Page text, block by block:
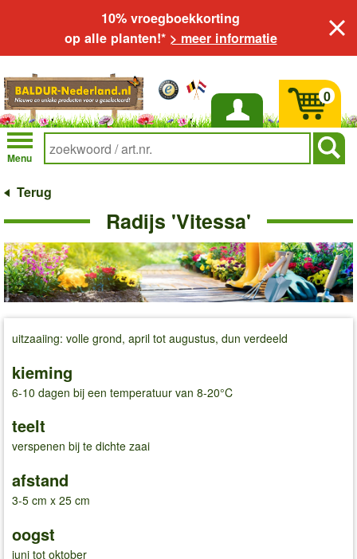
10% vroegboekkorting
op alle planten!* > meer informatie
Inloggen
Menu
0
Terug
Radijs 'Vitessa'
uitzaaiing: volle grond, april tot augustus, dun verdeeld
kieming
6-10 dagen bij een temperatuur van 8-20°C
teelt
verspenen bij te dichte zaai
afstand
3-5 cm x 25 cm
oogst
juni tot oktober